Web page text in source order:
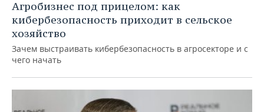
Агробизнес под прицелом: как
кибербезопасность приходит в сельское
хозяйство
Зачем выстраивать кибербезопасность в агросекторе и с
чего начать